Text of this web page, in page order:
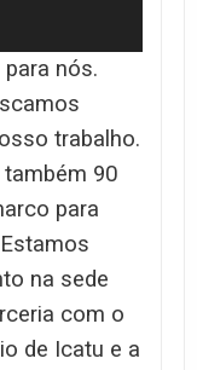
nós.
trabalho.
90
para
na sede
com o
de Icatu e a